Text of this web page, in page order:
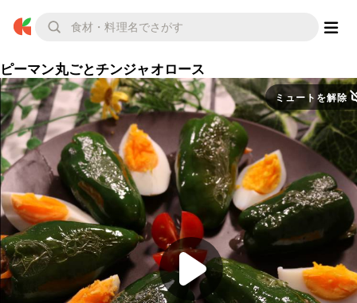
ピーマン丸ごとチンジャオロース
ミュートを解除